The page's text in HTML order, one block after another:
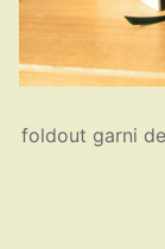
foldout garni